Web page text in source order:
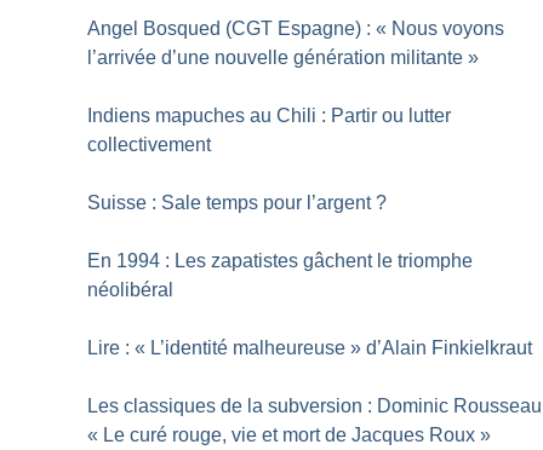
Angel Bosqued (CGT Espagne) : « Nous voyons
l’arrivée d’une nouvelle génération militante »
Indiens mapuches au Chili : Partir ou lutter
collectivement
Suisse : Sale temps pour l’argent ?
En 1994 : Les zapatistes gâchent le triomphe
néolibéral
Lire : « L’identité malheureuse » d’Alain Finkielkraut
Les classiques de la subversion : Dominic Rousseau
« Le curé rouge, vie et mort de Jacques Roux »